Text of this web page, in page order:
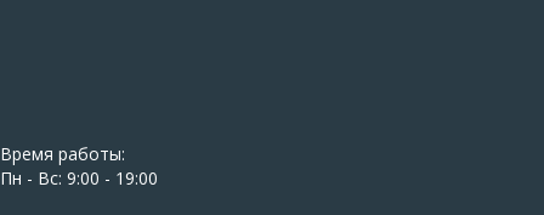
Время работы:
Пн - Вс: 9:00 - 19:00